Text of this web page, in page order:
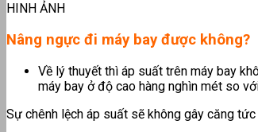
HINH ẢNH
Nâng ngực đi máy bay được không?
Về lý thuyết thì áp suất trên máy bay
máy bay ở độ cao hàng nghìn mét so
Sự chênh lệch áp suất sẽ không gây căng